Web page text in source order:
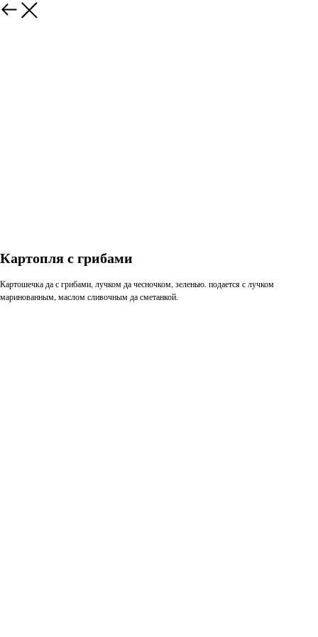
Картопля с грибами
Картошечка да с грибами, лучком да чесночком, зеленью. подается с лучком
маринованным, маслом сливочным да сметанкой.